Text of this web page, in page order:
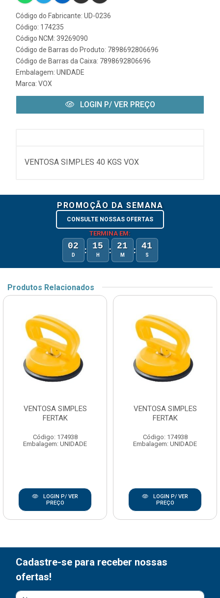
Código do Fabricante: UD-0236
Código: 174235
Código NCM: 39269090
Código de Barras do Produto: 7898692806696
Código de Barras da Caixa: 7898692806696
Embalagem: UNIDADE
Marca: VOX
LOGIN P/ VER PREÇO
VENTOSA SIMPLES 40 KGS VOX
PROMOÇÃO DA SEMANA
CONSULTE NOSSAS OFERTAS
TERMINA EM:
02
D : 15
H : 21
M : 41
S
Produtos Relacionados
VENTOSA SIMPLES
FERTAK
Código: 174938
Embalagem: UNIDADE
LOGIN P/ VER
PREÇO
VENTOSA SIMPLES
FERTAK
Código: 174938
Embalagem: UNIDADE
LOGIN P/ VER
PREÇO
Cadastre-se para receber nossas
ofertas!